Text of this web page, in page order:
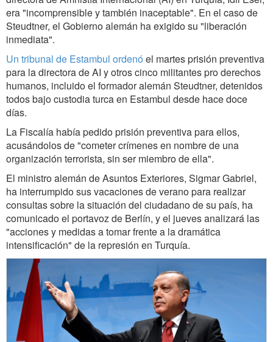
era "incomprensible y también inaceptable". En el caso de
Steudtner, el Gobierno alemán ha exigido su "liberación
inmediata".
Un tribunal de Estambul ordenó el martes prisión preventiva
para la directora de AI y otros cinco militantes pro derechos
humanos, incluido el formador alemán Steudtner, detenidos
todos bajo custodia turca en Estambul desde hace doce
días.
La Fiscalía había pedido prisión preventiva para ellos,
acusándolos de "cometer crímenes en nombre de una
organización terrorista, sin ser miembro de ella".
El ministro alemán de Asuntos Exteriores, Sigmar Gabriel,
ha interrumpido sus vacaciones de verano para realizar
consultas sobre la situación del ciudadano de su país, ha
comunicado el portavoz de Berlín, y el jueves analizará las
"acciones y medidas a tomar frente a la dramática
intensificación" de la represión en Turquía.